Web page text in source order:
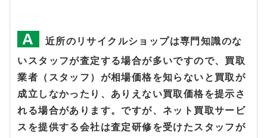
近所のリサイクルショップは専門知識のな
いスタッフが査定する場合が多いですので、買取
業者（スタッフ）が相場価格を知らないと買取が
成立しなかったり、ありえない買取価格を提示さ
れる場合があります。ですが、ネット買取サービ
スを提供する会社は査定研修を受けたスタッフが